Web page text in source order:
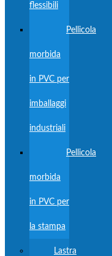
flessibili
Pellicola
morbida
in PVC per
imballaggi
industriali
Pellicola
morbida
in PVC per
la stampa
Lastra